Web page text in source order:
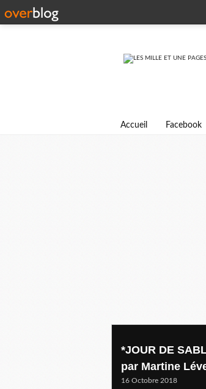
Accueil Facebook
*JOUR DE
par Martine
16 Octobre 2018